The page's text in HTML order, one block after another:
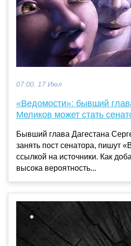
07:00, 17 Июл
«Ведомости»: бывший
Меликов может стать
Бывший глава Дагестана
занять пост сенатора, пишут
ссылкой на источники. Как
высока вероятность...